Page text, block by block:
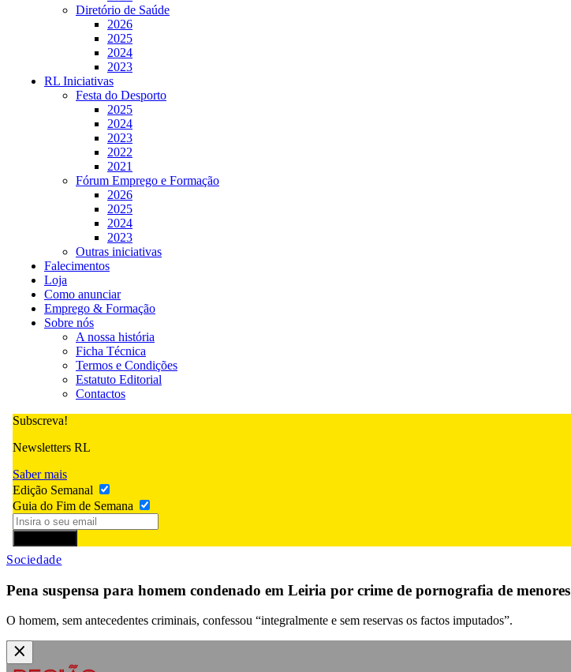
Diretório de Saúde
2026
2025
2024
2023
RL Iniciativas
Festa do Desporto
2025
2024
2023
2022
2021
Fórum Emprego e Formação
2026
2025
2024
2023
Outras iniciativas
Falecimentos
Loja
Como anunciar
Emprego & Formação
Sobre nós
A nossa história
Ficha Técnica
Termos e Condições
Estatuto Editorial
Contactos
Subscreva!
Newsletters RL
Saber mais
Edição Semanal
Guia do Fim de Semana
Sociedade
Pena suspensa para homem condenado em Leiria por crime de pornografia de menores
O homem, sem antecedentes criminais, confessou “integralmente e sem reservas os factos imputados”.